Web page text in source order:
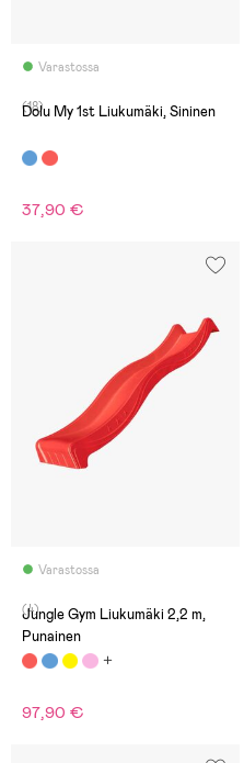
Varastossa
(18)
Dolu My 1st Liukumäki, Sininen
37,90 €
Varastossa
(4)
Jungle Gym Liukumäki 2,2 m,
Punainen
97,90 €